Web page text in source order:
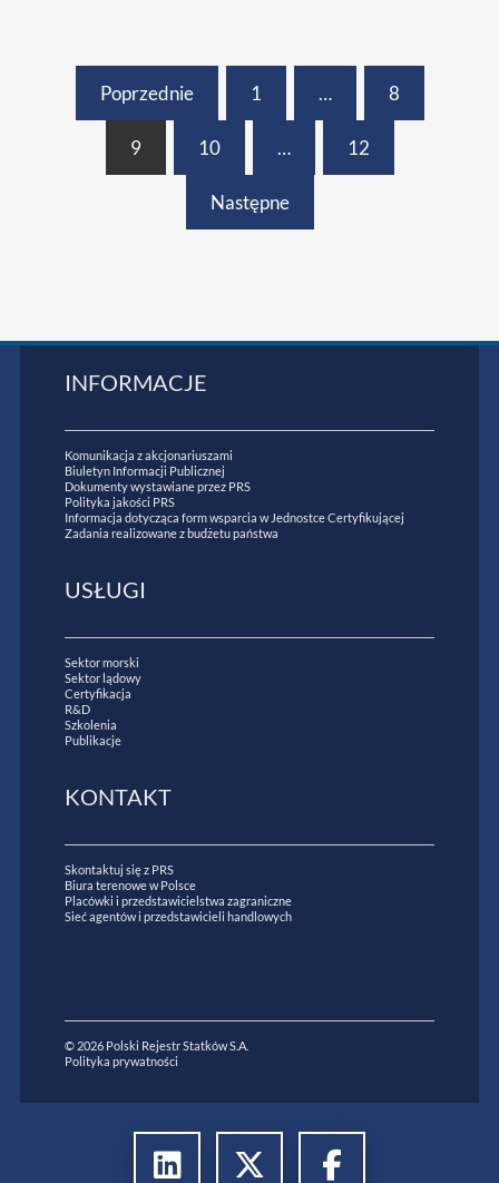
Poprzednie 1 … 8
9 10 … 12
Następne
INFORMACJE
Komunikacja z akcjonariuszami
Biuletyn Informacji Publicznej
Dokumenty wystawiane przez PRS
Polityka jakości PRS
Informacja dotycząca form wsparcia w Jednostce Certyfikującej
Zadania realizowane z budżetu państwa
USŁUGI
Sektor morski
Sektor lądowy
Certyfikacja
R&D
Szkolenia
Publikacje
KONTAKT
Skontaktuj się z PRS
Biura terenowe w Polsce
Placówki i przedstawicielstwa zagraniczne
Sieć agentów i przedstawicieli handlowych
© 2026 Polski Rejestr Statków S.A.
Polityka prywatności